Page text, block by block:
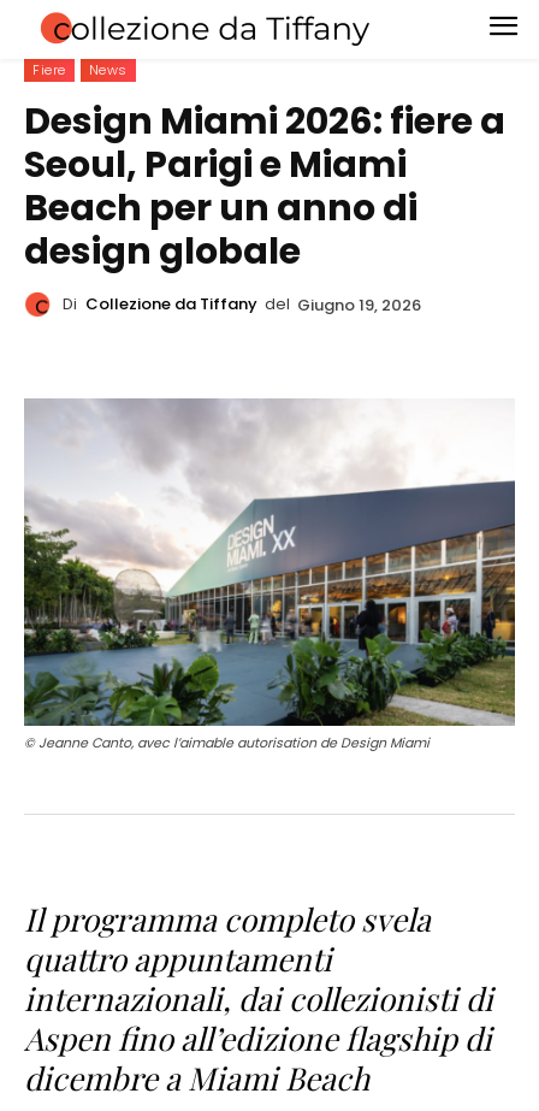
Fiere News
Design Miami 2026: fiere a
Seoul, Parigi e Miami
Beach per un anno di
design globale
Di Collezione da Tiffany del Giugno 19, 2026
© Jeanne Canto, avec l’aimable autorisation de Design Miami
Il programma completo svela
quattro appuntamenti
internazionali, dai collezionisti di
Aspen fino all’edizione flagship di
dicembre a Miami Beach